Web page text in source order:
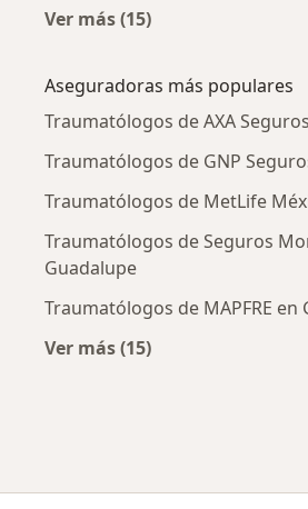
Ver más (15)
Aseguradoras más populares
Traumatólogos de AXA
Traumatólogos de GNP
Traumatólogos de MetLife
Traumatólogos de Seguros
Guadalupe
Traumatólogos de MAPFRE en
Ver más (15)